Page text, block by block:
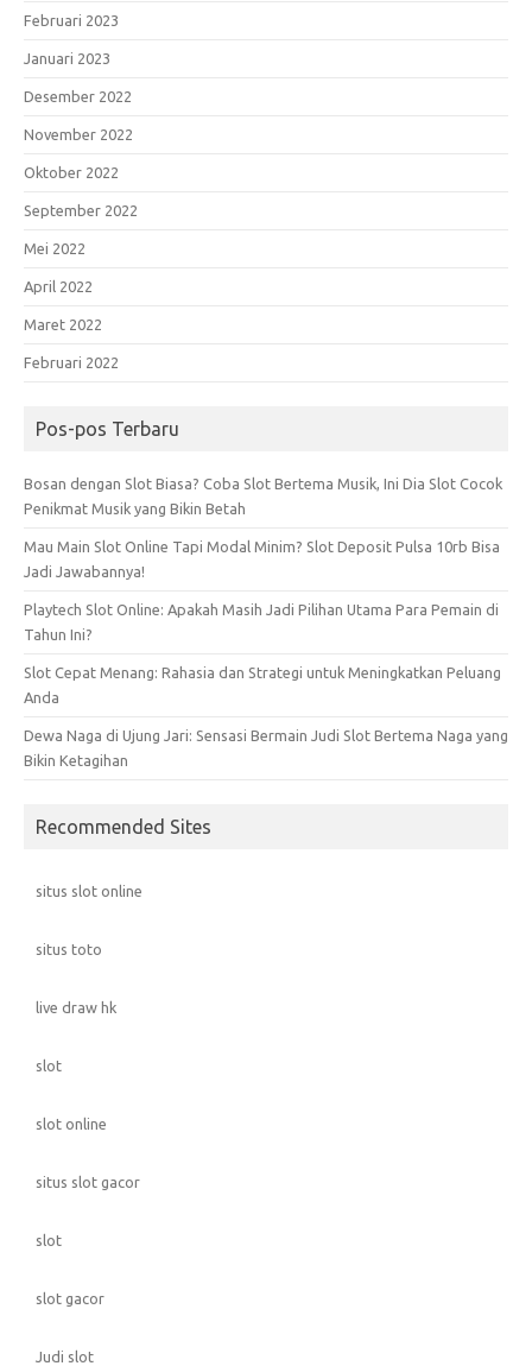
Februari 2023
Januari 2023
Desember 2022
November 2022
Oktober 2022
September 2022
Mei 2022
April 2022
Maret 2022
Februari 2022
Pos-pos Terbaru
Bosan dengan Slot Biasa? Coba Slot Bertema Musik, Ini Dia Slot Cocok
Penikmat Musik yang Bikin Betah
Mau Main Slot Online Tapi Modal Minim? Slot Deposit Pulsa 10rb Bisa
Jadi Jawabannya!
Playtech Slot Online: Apakah Masih Jadi Pilihan Utama Para Pemain di
Tahun Ini?
Slot Cepat Menang: Rahasia dan Strategi untuk Meningkatkan Peluang
Anda
Dewa Naga di Ujung Jari: Sensasi Bermain Judi Slot Bertema Naga yang
Bikin Ketagihan
Recommended Sites
situs slot online
situs toto
live draw hk
slot
slot online
situs slot gacor
slot
slot gacor
Judi slot